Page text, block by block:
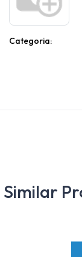
Categoria:
Similar